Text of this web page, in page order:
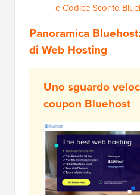
e Codice Sconto
Panoramica
di Web Hosting
Uno sguardo
coupon Bluehost